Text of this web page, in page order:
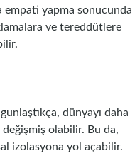
empati yapma sonucunda
ve tereddütlere
dünyayı daha
değişmiş olabilir. Bu da,
izolasyona yol açabilir.